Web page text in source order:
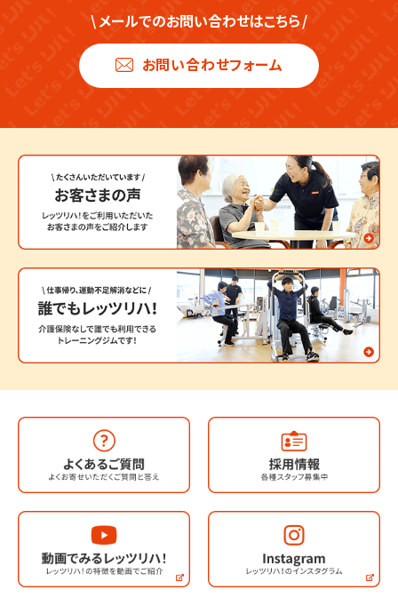
\ メールでのお問い合わせはこちら/
お問い合わせフォーム